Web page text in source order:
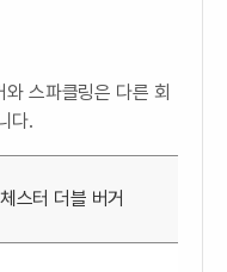
스파클링은 다른 회
다.
체스터 더블 버거